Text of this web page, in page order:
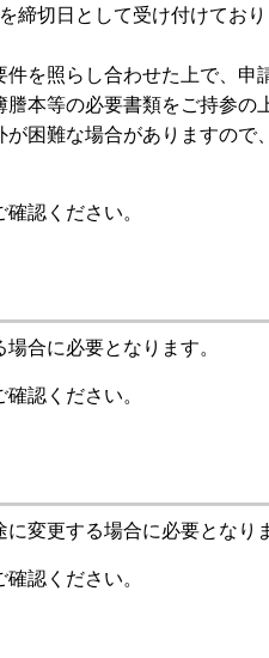
を締切日として受け付けてお
を照らし合わせた上で、申
本等の必要書類をご持参の
困難な場合がありますので
認ください。
合に必要となります。
認ください。
変更する場合に必要となり
認ください。